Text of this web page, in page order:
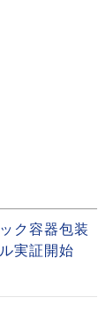
ク容器包装
実証開始